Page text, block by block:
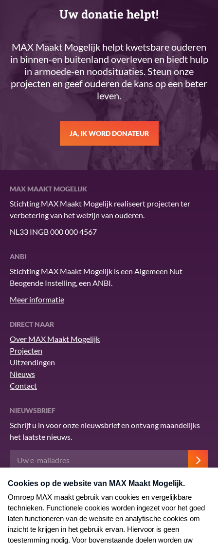
Uw donatie helpt!
MAX Maakt Mogelijk helpt kwetsbare ouderen
in binnen-en buitenland overleven en biedt hulp
in armoede-en noodsituaties. Steun onze
projecten en geef ouderen de kans op een beter
leven.
JA, IK WORD DONATEUR
MAX MAAKT MOGELIJK
Stichting MAX Maakt Mogelijk realiseert projecten ter
verbetering van het welzijn van ouderen.
NL33 INGB 000 000 4567
ANBI
Stichting MAX Maakt Mogelijk is een Algemeen Nut
Beogende Instelling, een ANBI.
Meer informatie
DIRECT NAAR
Over MAX Maakt Mogelijk
Projecten
Uitzendingen
Nieuws
Contact
NIEUWSBRIEF
Schrijf u in voor onze nieuwsbrief en ontvang maandelijks
het laatste nieuws.
Deze site wordt beschermd door reCAPTCHA en het Googleprivacybeleid.
servicevoorwaarden
© 2026 MAX Maakt Mogelijk